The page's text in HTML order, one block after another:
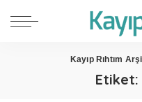
Kayıp Rıhtım
Etiket: